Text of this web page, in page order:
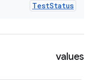
TestStatus
values